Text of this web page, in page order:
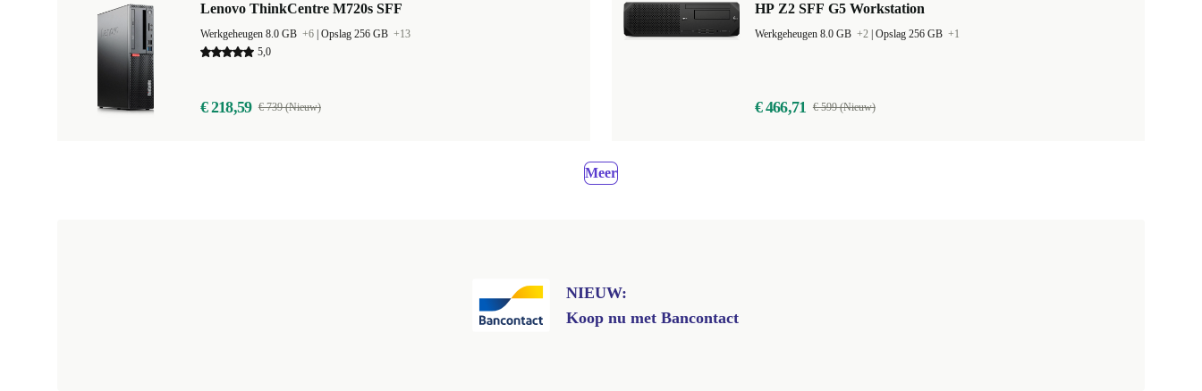
Lenovo ThinkCentre M720s SFF
Werkgeheugen 8.0 GB +6 Opslag 256 GB +13
5,0
€ 218,59 € 739 (Nieuw)
HP Z2 SFF G5 Workstation
Werkgeheugen 8.0 GB +2 Opslag 256 GB +1
€ 466,71 € 599 (Nieuw)
Meer
NIEUW:
Koop nu met Bancontact